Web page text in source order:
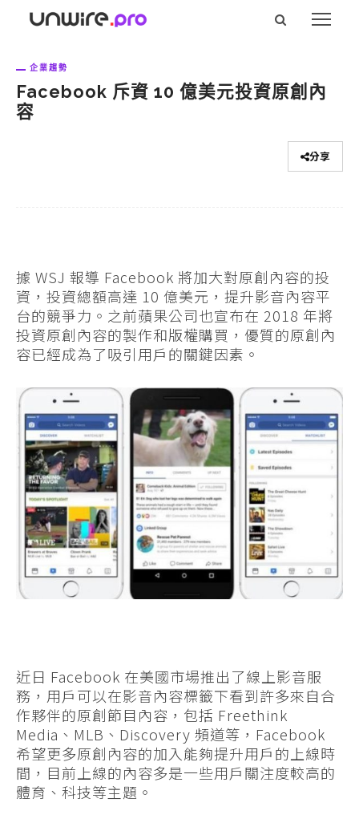
企業趨勢
Facebook 斥資 10 億美元投資原創內
容
分享
據 WSJ 報導 Facebook 將加大對原創內容的投
資，投資總額高達 10 億美元，提升影音內容平
台的競爭力。之前蘋果公司也宣布在 2018 年將
投資原創內容的製作和版權購買，優質的原創內
容已經成為了吸引用戶的關鍵因素。
近日 Facebook 在美國市場推出了線上影音服
務，用戶可以在影音內容標籤下看到許多來自合
作夥伴的原創節目內容，包括 Freethink
Media、MLB、Discovery 頻道等，Facebook
希望更多原創內容的加入能夠提升用戶的上線時
間，目前上線的內容多是一些用戶關注度較高的
體育、科技等主題。